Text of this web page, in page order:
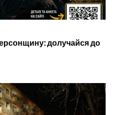
долучайся до